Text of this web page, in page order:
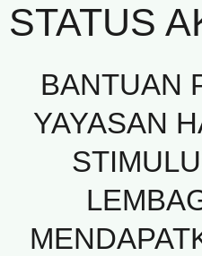
STATUS
BANTUAN
YAYASAN